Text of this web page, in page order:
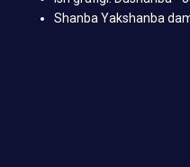
Shanba Yakshanba